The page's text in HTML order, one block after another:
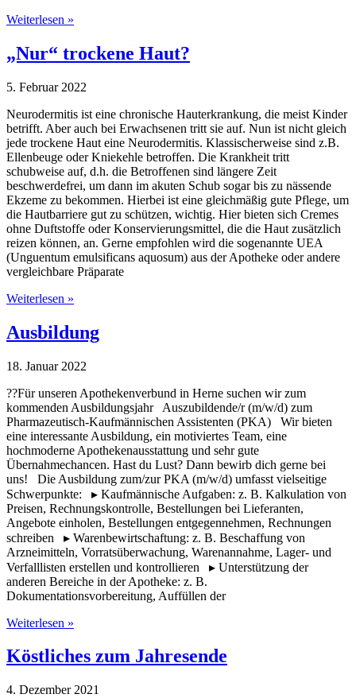
Weiterlesen »
„Nur“ trockene Haut?
5. Februar 2022
Neurodermitis ist eine chronische Hauterkrankung, die meist Kinder
betrifft. Aber auch bei Erwachsenen tritt sie auf. Nun ist nicht gleich
jede trockene Haut eine Neurodermitis. Klassischerweise sind z.B.
Ellenbeuge oder Kniekehle betroffen. Die Krankheit tritt
schubweise auf, d.h. die Betroffenen sind längere Zeit
beschwerdefrei, um dann im akuten Schub sogar bis zu nässende
Ekzeme zu bekommen. Hierbei ist eine gleichmäßig gute Pflege, um
die Hautbarriere gut zu schützen, wichtig. Hier bieten sich Cremes
ohne Duftstoffe oder Konservierungsmittel, die die Haut zusätzlich
reizen können, an. Gerne empfohlen wird die sogenannte UEA
(Unguentum emulsificans aquosum) aus der Apotheke oder andere
vergleichbare Präparate
Weiterlesen »
Ausbildung
18. Januar 2022
??Für unseren Apothekenverbund in Herne suchen wir zum
kommenden Ausbildungsjahr Auszubildende/r (m/w/d) zum
Pharmazeutisch-Kaufmännischen Assistenten (PKA) Wir bieten
eine interessante Ausbildung, ein motiviertes Team, eine
hochmoderne Apothekenausstattung und sehr gute
Übernahmechancen. Hast du Lust? Dann bewirb dich gerne bei
uns! Die Ausbildung zum/zur PKA (m/w/d) umfasst vielseitige
Schwerpunkte: ▸ Kaufmännische Aufgaben: z. B. Kalkulation von
Preisen, Rechnungskontrolle, Bestellungen bei Lieferanten,
Angebote einholen, Bestellungen entgegennehmen, Rechnungen
schreiben ▸ Warenbewirtschaftung: z. B. Beschaffung von
Arzneimitteln, Vorratsüberwachung, Warenannahme, Lager- und
Verfalllisten erstellen und kontrollieren ▸ Unterstützung der
anderen Bereiche in der Apotheke: z. B.
Dokumentationsvorbereitung, Auffüllen der
Weiterlesen »
Köstliches zum Jahresende
4. Dezember 2021